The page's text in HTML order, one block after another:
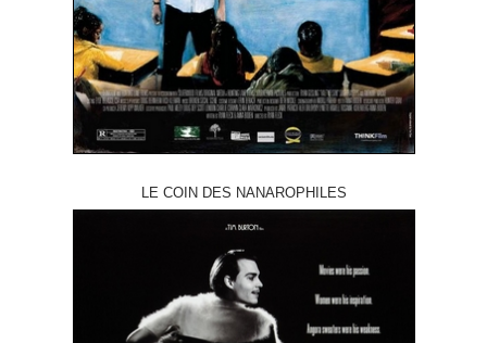
LE COIN DES NANAROPHILES